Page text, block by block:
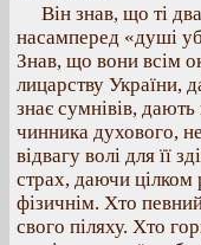
Він знав, що ті
насамперед «душі
Знав, що вони всім
лицарству України,
знає сумнівів,
чинника духового,
відвагу волі для її
страх, даючи цілком
фізичнім. Хто
свого піляху. Хто